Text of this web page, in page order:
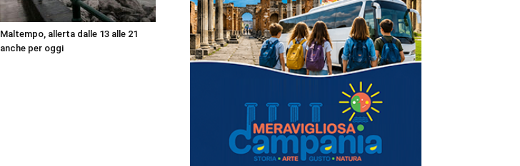
Maltempo, allerta dalle 13 alle 21
anche per oggi